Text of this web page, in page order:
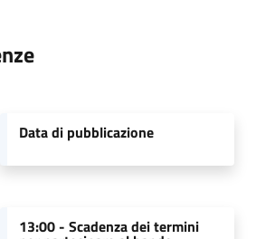
Data di pubblicazione
13:00 - Scadenza dei termini